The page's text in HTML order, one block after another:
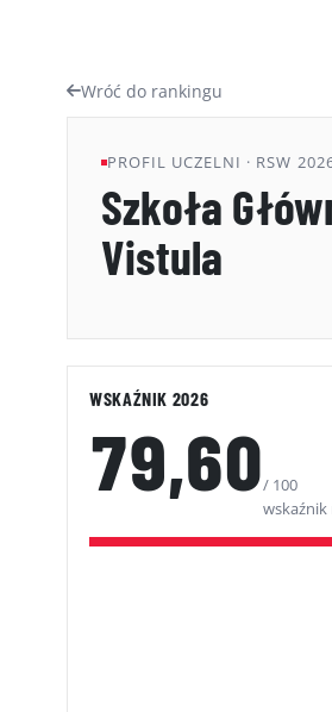
Wróć do rankingu
PROFIL UCZELNI · RSW
Szkoła
Vistula
WSKAŹNIK 2026
79,60/ 100